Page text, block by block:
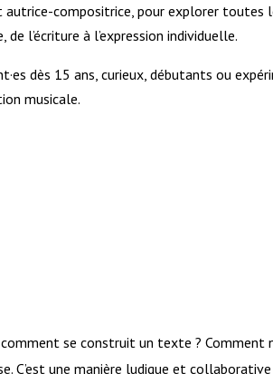
autrice-compositrice, pour explorer toutes
l’écriture à l’expression individuelle.
dès 15 ans, curieux, débutants ou
musicale.
se construit un texte ? Comment
C’est une manière ludique et